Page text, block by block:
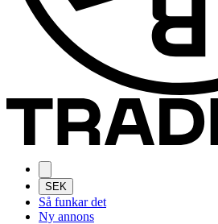
SEK
Så funkar det
Ny annons